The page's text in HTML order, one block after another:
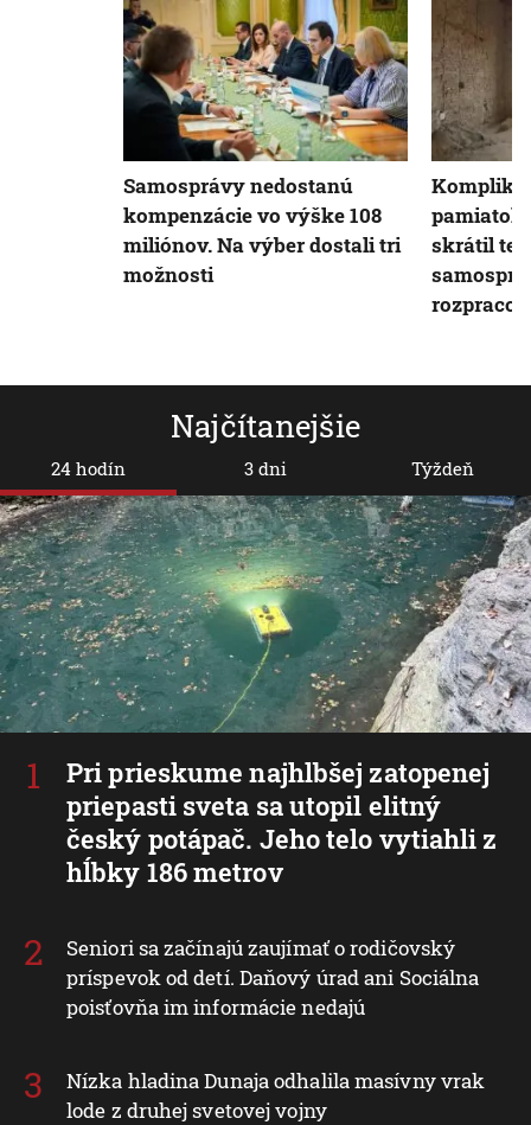
Najčítanejšie
24 hodín
Pri prieskume najhlbšej zatopenej
priepasti sveta sa utopil elitný
český potápač. Jeho telo vytiahli z
hĺbky 186 metrov
Seniori sa začínajú zaujímať o rodičovský
príspevok od detí. Daňový úrad ani Sociálna
poisťovňa im informácie nedajú
Nízka hladina Dunaja odhalila masívny vrak
lode z druhej svetovej vojny
3 dni Týždeň
Samosprávy nedostanú
kompenzácie vo výške 108
miliónov. Na výber dostali tri
možnosti
skrátil